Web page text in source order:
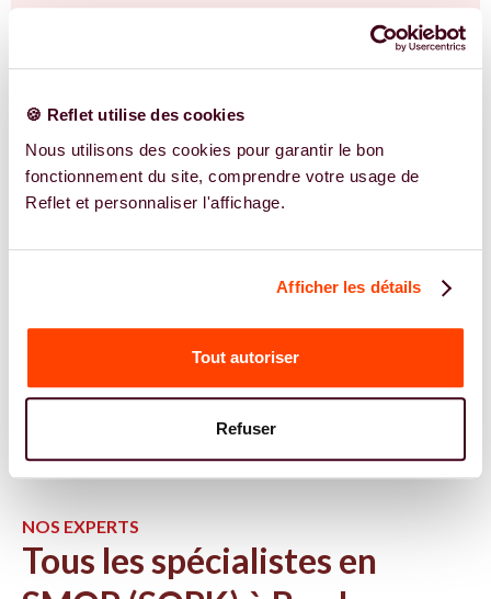
🍪 Reflet utilise des cookies
Nous utilisons des cookies pour garantir le bon
fonctionnement du site, comprendre votre usage de
Reflet et personnaliser l'affichage.
Afficher les détails
Tout autoriser
Refuser
NOS EXPERTS
Tous les spécialistes en